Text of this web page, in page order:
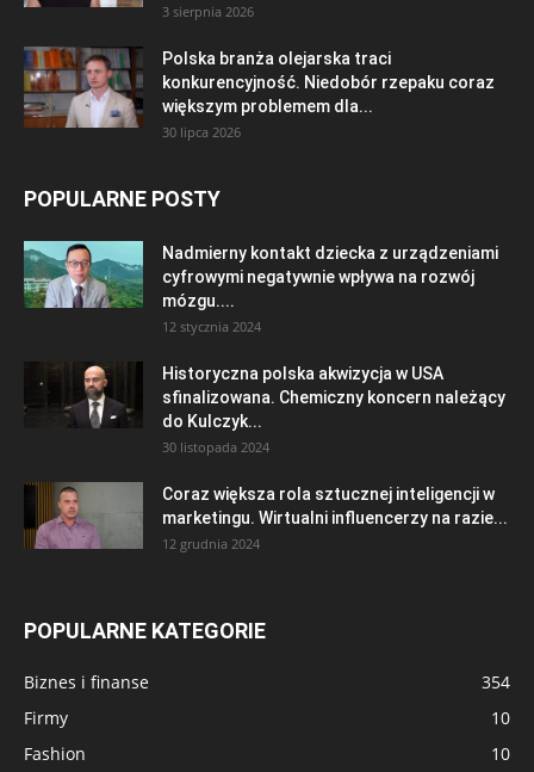
3 sierpnia 2026
Polska branża olejarska traci
konkurencyjność. Niedobór rzepaku coraz
większym problemem dla...
30 lipca 2026
POPULARNE POSTY
Nadmierny kontakt dziecka z urządzeniami
cyfrowymi negatywnie wpływa na rozwój
mózgu....
12 stycznia 2024
Historyczna polska akwizycja w USA
sfinalizowana. Chemiczny koncern należący
do Kulczyk...
30 listopada 2024
Coraz większa rola sztucznej inteligencji w
marketingu. Wirtualni influencerzy na razie...
12 grudnia 2024
POPULARNE KATEGORIE
Biznes i finanse
354
Firmy
10
Fashion
10